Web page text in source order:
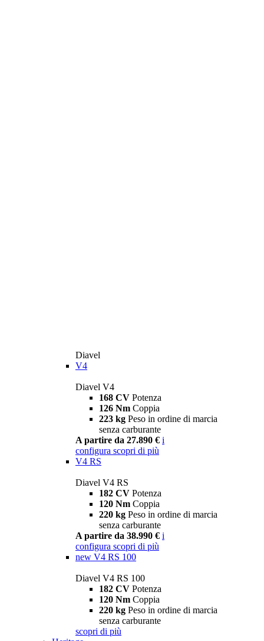
Diavel
V4
Diavel V4
168 CV Potenza
126 Nm Coppia
223 kg Peso in ordine di marcia
senza carburante
A partire da 27.890 € i
configura scopri di più
V4 RS
Diavel V4 RS
182 CV Potenza
120 Nm Coppia
220 kg Peso in ordine di marcia
senza carburante
A partire da 38.990 € i
configura scopri di più
new V4 RS 100
Diavel V4 RS 100
182 CV Potenza
120 Nm Coppia
220 kg Peso in ordine di marcia
senza carburante
scopri di più